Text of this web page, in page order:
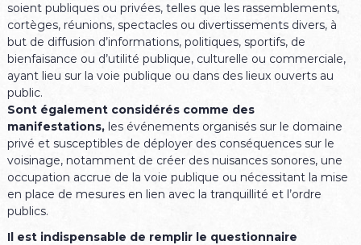
soient publiques ou privées, telles que les rassemblements,
cortèges, réunions, spectacles ou divertissements divers, à
but de diffusion d’informations, politiques, sportifs, de
bienfaisance ou d’utilité publique, culturelle ou commerciale,
ayant lieu sur la voie publique ou dans des lieux ouverts au
public.
Sont également considérés comme des
manifestations,les événements organisés sur le domaine
privé et susceptibles de déployer des conséquences sur le
voisinage, notamment de créer des nuisances sonores, une
occupation accrue de la voie publique ou nécessitant la mise
en place de mesures en lien avec la tranquillité et l’ordre
publics.
Il est indispensable de remplir le questionnaire